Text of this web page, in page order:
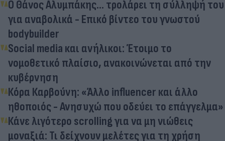
Ο Θάνος Αλυμπάκης... τρολάρει τη σύλληψή του
για αναβολικά - Επικό βίντεο του γνωστού
bodybuilder
Social media και ανήλικοι: Έτοιμο το
νομοθετικό πλαίσιο, ανακοινώνεται από την
κυβέρνηση
Κόρα Καρβούνη: «Άλλο influencer και άλλο
ηθοποιός - Ανησυχώ που οδεύει το επάγγελμα»
Κάνε λιγότερο scrolling για να μη νιώθεις
μοναξιά: Τι δείχνουν μελέτες για τη χρήση